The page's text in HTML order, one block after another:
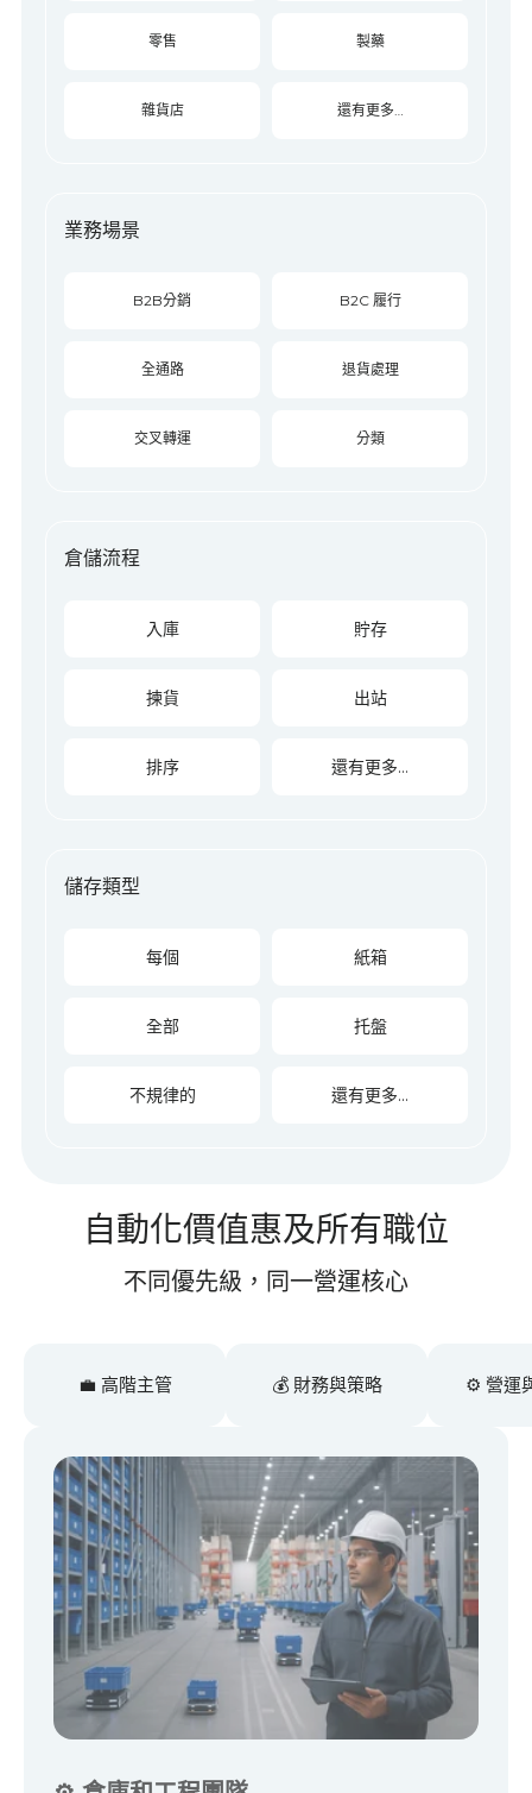
零售 製藥
雜貨店 還有更多…
業務場景
B2B分銷 B2C 履行
全通路 退貨處理
交叉轉運 分類
倉儲流程
入庫 貯存
揀貨 出站
排序 還有更多…
儲存類型
每個 紙箱
全部 托盤
不規律的 還有更多...
自動化價值惠及所有職位
不同優先級，同一營運核心
💼 高階主管 💰 財務與策略 ⚙️ 營運